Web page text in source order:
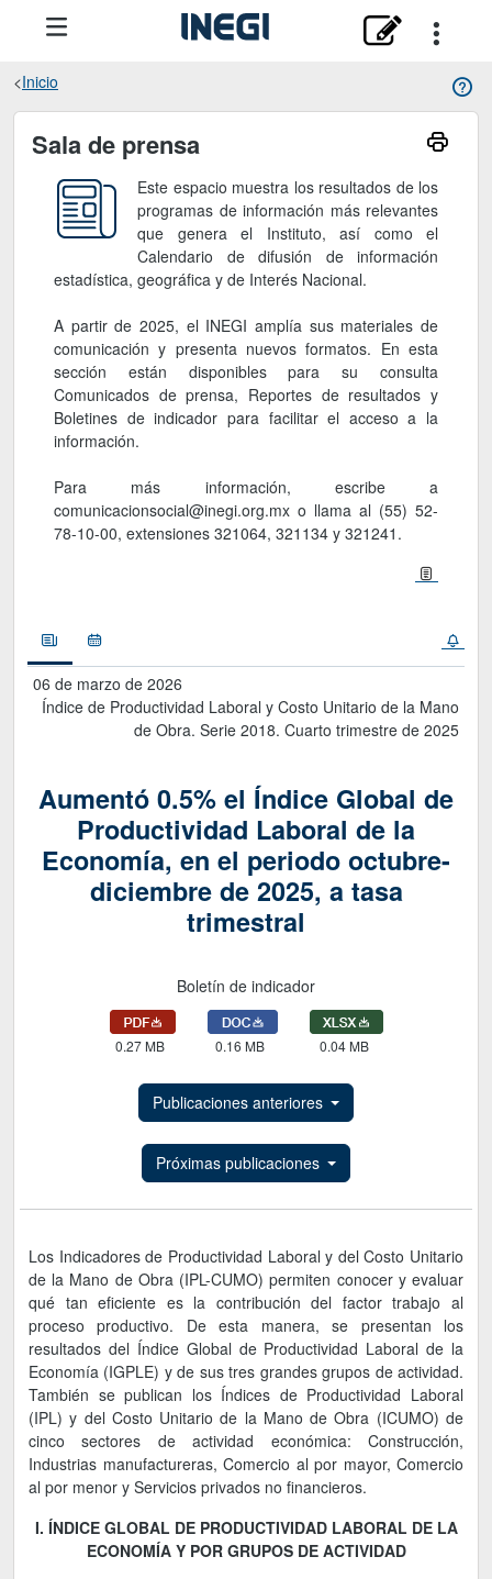
Inicio
Sala de prensa
Sala de prensa
Este espacio muestra los resultados de los
programas de información más relevantes
que genera el Instituto, así como el
Calendario de difusión de información
estadística, geográfica y de Interés Nacional.
A partir de 2025, el INEGI amplía sus materiales de
comunicación y presenta nuevos formatos. En esta
sección están disponibles para su consulta
Comunicados de prensa, Reportes de resultados y
Boletines de indicador para facilitar el acceso a la
información.
Para más información, escribe a
comunicacionsocial@inegi.org.mx o llama al (55) 52-
78-10-00, extensiones 321064, 321134 y 321241.
NoticiasCalendario
06 de marzo de 2026
Índice de Productividad Laboral y Costo Unitario de la Mano
de Obra. Serie 2018. Cuarto trimestre de 2025
Aumentó 0.5% el Índice Global de
Productividad Laboral de la
Economía, en el periodo octubre-
diciembre de 2025, a tasa
trimestral
Boletín de indicador
0.27 MB 0.16 MB 0.04 MB
Publicaciones anteriores
Próximas publicaciones
Los Indicadores de Productividad Laboral y del Costo Unitario
de la Mano de Obra (IPL-CUMO) permiten conocer y evaluar
qué tan eficiente es la contribución del factor trabajo al
proceso productivo. De esta manera, se presentan los
resultados del Índice Global de Productividad Laboral de la
Economía (IGPLE) y de sus tres grandes grupos de actividad.
También se publican los Índices de Productividad Laboral
(IPL) y del Costo Unitario de la Mano de Obra (ICUMO) de
cinco sectores de actividad económica: Construcción,
Industrias manufactureras, Comercio al por mayor, Comercio
al por menor y Servicios privados no financieros.
I. ÍNDICE GLOBAL DE PRODUCTIVIDAD LABORAL DE LA
ECONOMÍA Y POR GRUPOS DE ACTIVIDAD